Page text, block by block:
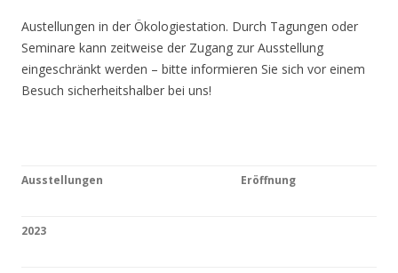
Austellungen in der Ökologiestation. Durch Tagungen oder
Seminare kann zeitweise der Zugang zur Ausstellung
eingeschränkt werden – bitte informieren Sie sich vor einem
Besuch sicherheitshalber bei uns!
Ausstellungen Eröffnung
2023